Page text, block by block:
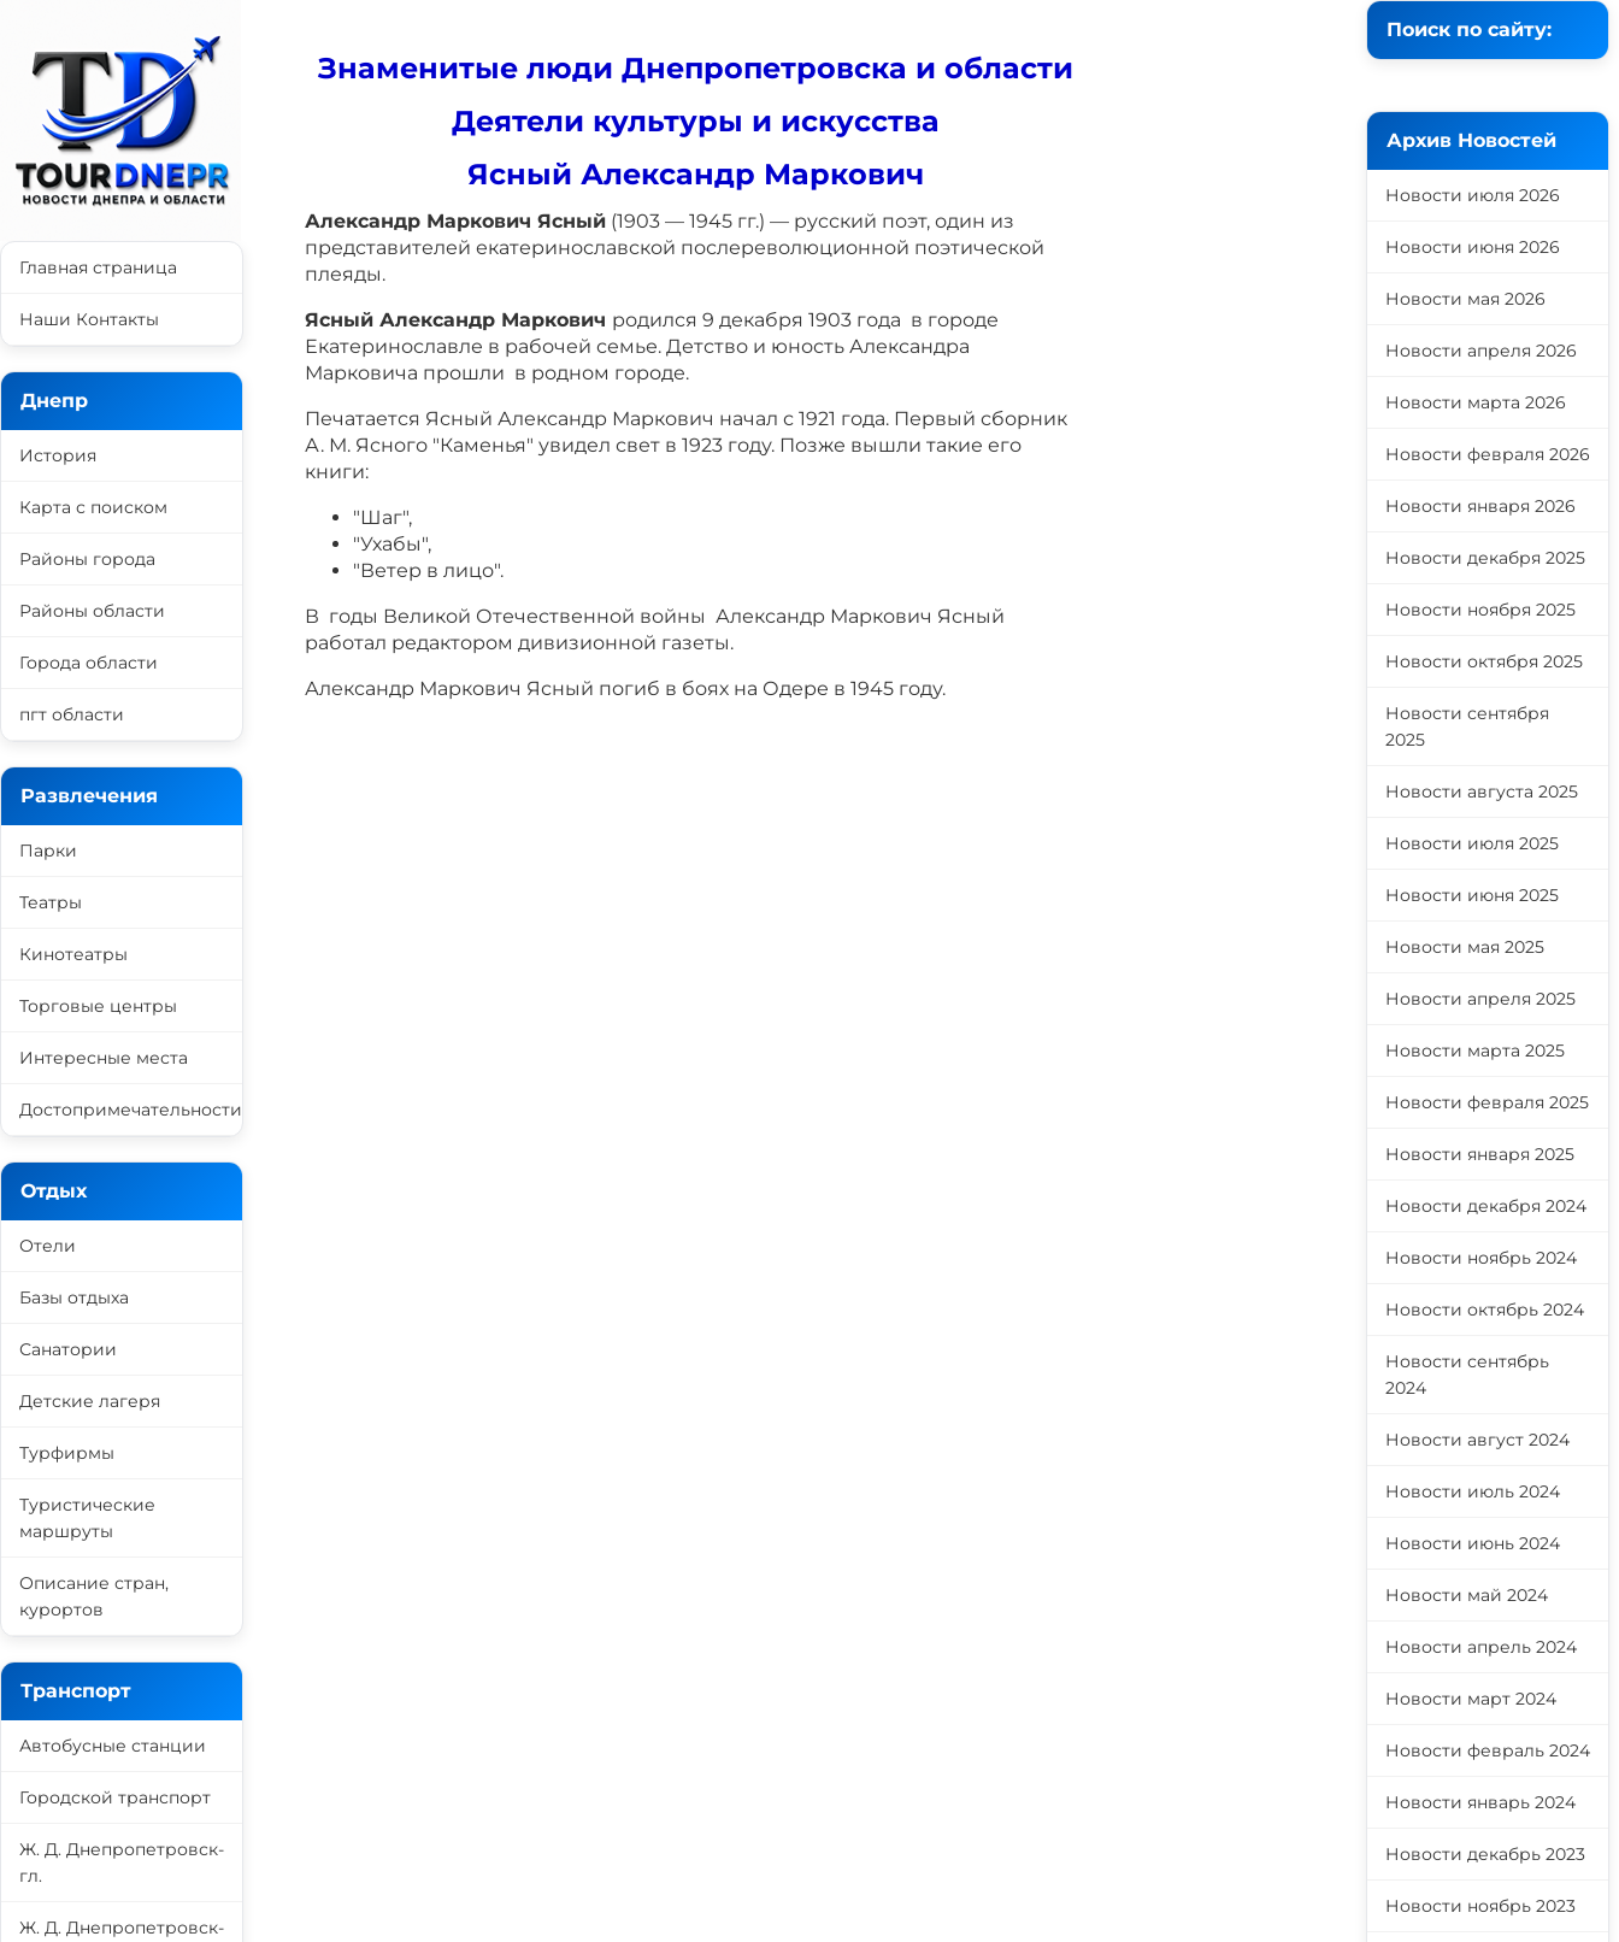
Знаменитые люди Днепропетровска и области
Деятели культуры и искусства
Ясный Александр Маркович
Александр Маркович Ясный (1903 — 1945 гг.) — русский поэт, один из
представителей екатеринославской послереволюционной поэтической
плеяды.
Ясный Александр Маркович родился 9 декабря 1903 года в городе
Екатеринославле в рабочей семье. Детство и юность Александра
Марковича прошли в родном городе.
Печатается Ясный Александр Маркович начал с 1921 года. Первый сборник
А. М. Ясного "Каменья" увидел свет в 1923 году. Позже вышли такие его
книги:
"Шаг",
"Ухабы",
"Ветер в лицо".
В годы Великой Отечественной войны Александр Маркович Ясный
работал редактором дивизионной газеты.
Александр Маркович Ясный погиб в боях на Одере в 1945 году.
Главная страница
Наши Контакты
Днепр
История
Карта с поиском
Районы города
Районы области
Города области
пгт области
Развлечения
Парки
Театры
Кинотеатры
Торговые центры
Интересные места
Достопримечательности
Отдых
Отели
Базы отдыха
Санатории
Детские лагеря
Турфирмы
Туристические
маршруты
Описание стран,
курортов
Транспорт
Автобусные станции
Городской транспорт
Ж. Д. Днепропетровск-
гл.
Ж. Д. Днепропетровск-
Поиск по сайту:
Архив Новостей
Новости июля 2026
Новости июня 2026
Новости мая 2026
Новости апреля 2026
Новости марта 2026
Новости февраля 2026
Новости января 2026
Новости декабря 2025
Новости ноября 2025
Новости октября 2025
Новости сентября
2025
Новости августа 2025
Новости июля 2025
Новости июня 2025
Новости мая 2025
Новости апреля 2025
Новости марта 2025
Новости февраля 2025
Новости января 2025
Новости декабря 2024
Новости ноябрь 2024
Новости октябрь 2024
Новости сентябрь
2024
Новости август 2024
Новости июль 2024
Новости июнь 2024
Новости май 2024
Новости апрель 2024
Новости март 2024
Новости февраль 2024
Новости январь 2024
Новости декабрь 2023
Новости ноябрь 2023